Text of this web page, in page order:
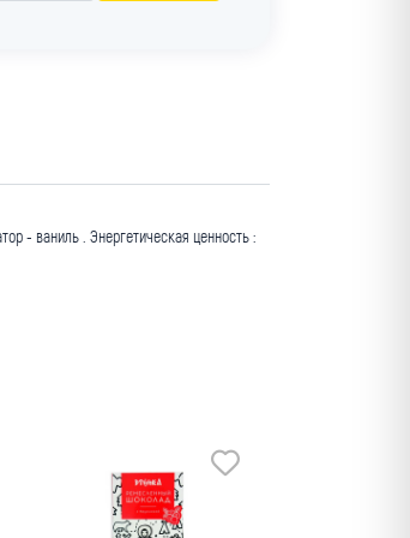
- ваниль . Энергетическая ценность :